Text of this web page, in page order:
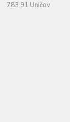
783 91 Uničov